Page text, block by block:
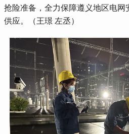
抢险准备，全力保障遵义地区电网
供应。（王璟 左丞）